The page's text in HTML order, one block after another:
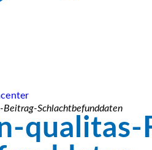
Schlachtbefunddaten